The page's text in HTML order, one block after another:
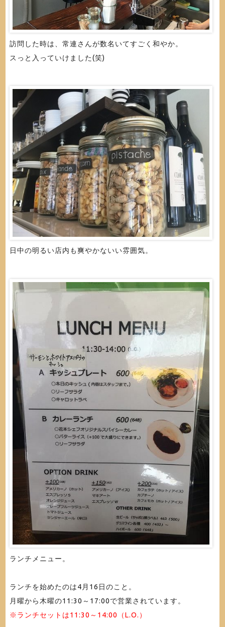
訪問した時は、常連さんが数名いてすごく和やか。
スっと入っていけました(笑)
日中の明るい店内も爽やかないい雰囲気。
ランチメニュー。
ランチを始めたのは4月16日のこと。
月曜から木曜の11:30～17:00で営業されています。
※ランチセットは11:30～14:00（L.O.）